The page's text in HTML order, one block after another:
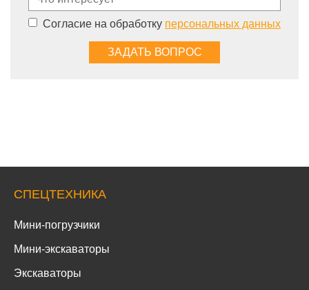
Согласие на обработку персональных данных
СПЕЦТЕХНИКА
Мини-погрузчики
Мини-экскаваторы
Экскаваторы